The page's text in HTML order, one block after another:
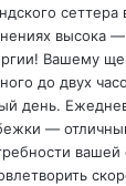
сеттера
высока —
Вашему
до двух
день.
—
вашей